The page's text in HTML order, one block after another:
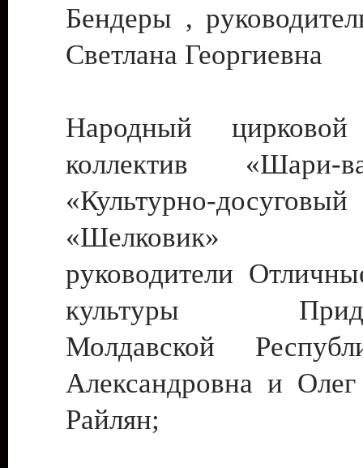
Бендеры ,
Светлана Георгиевна
Народный цирковой
коллектив
«Культурно-
«Шелковик»
руководители
культуры
Молдавской
Александровна и
Райлян;